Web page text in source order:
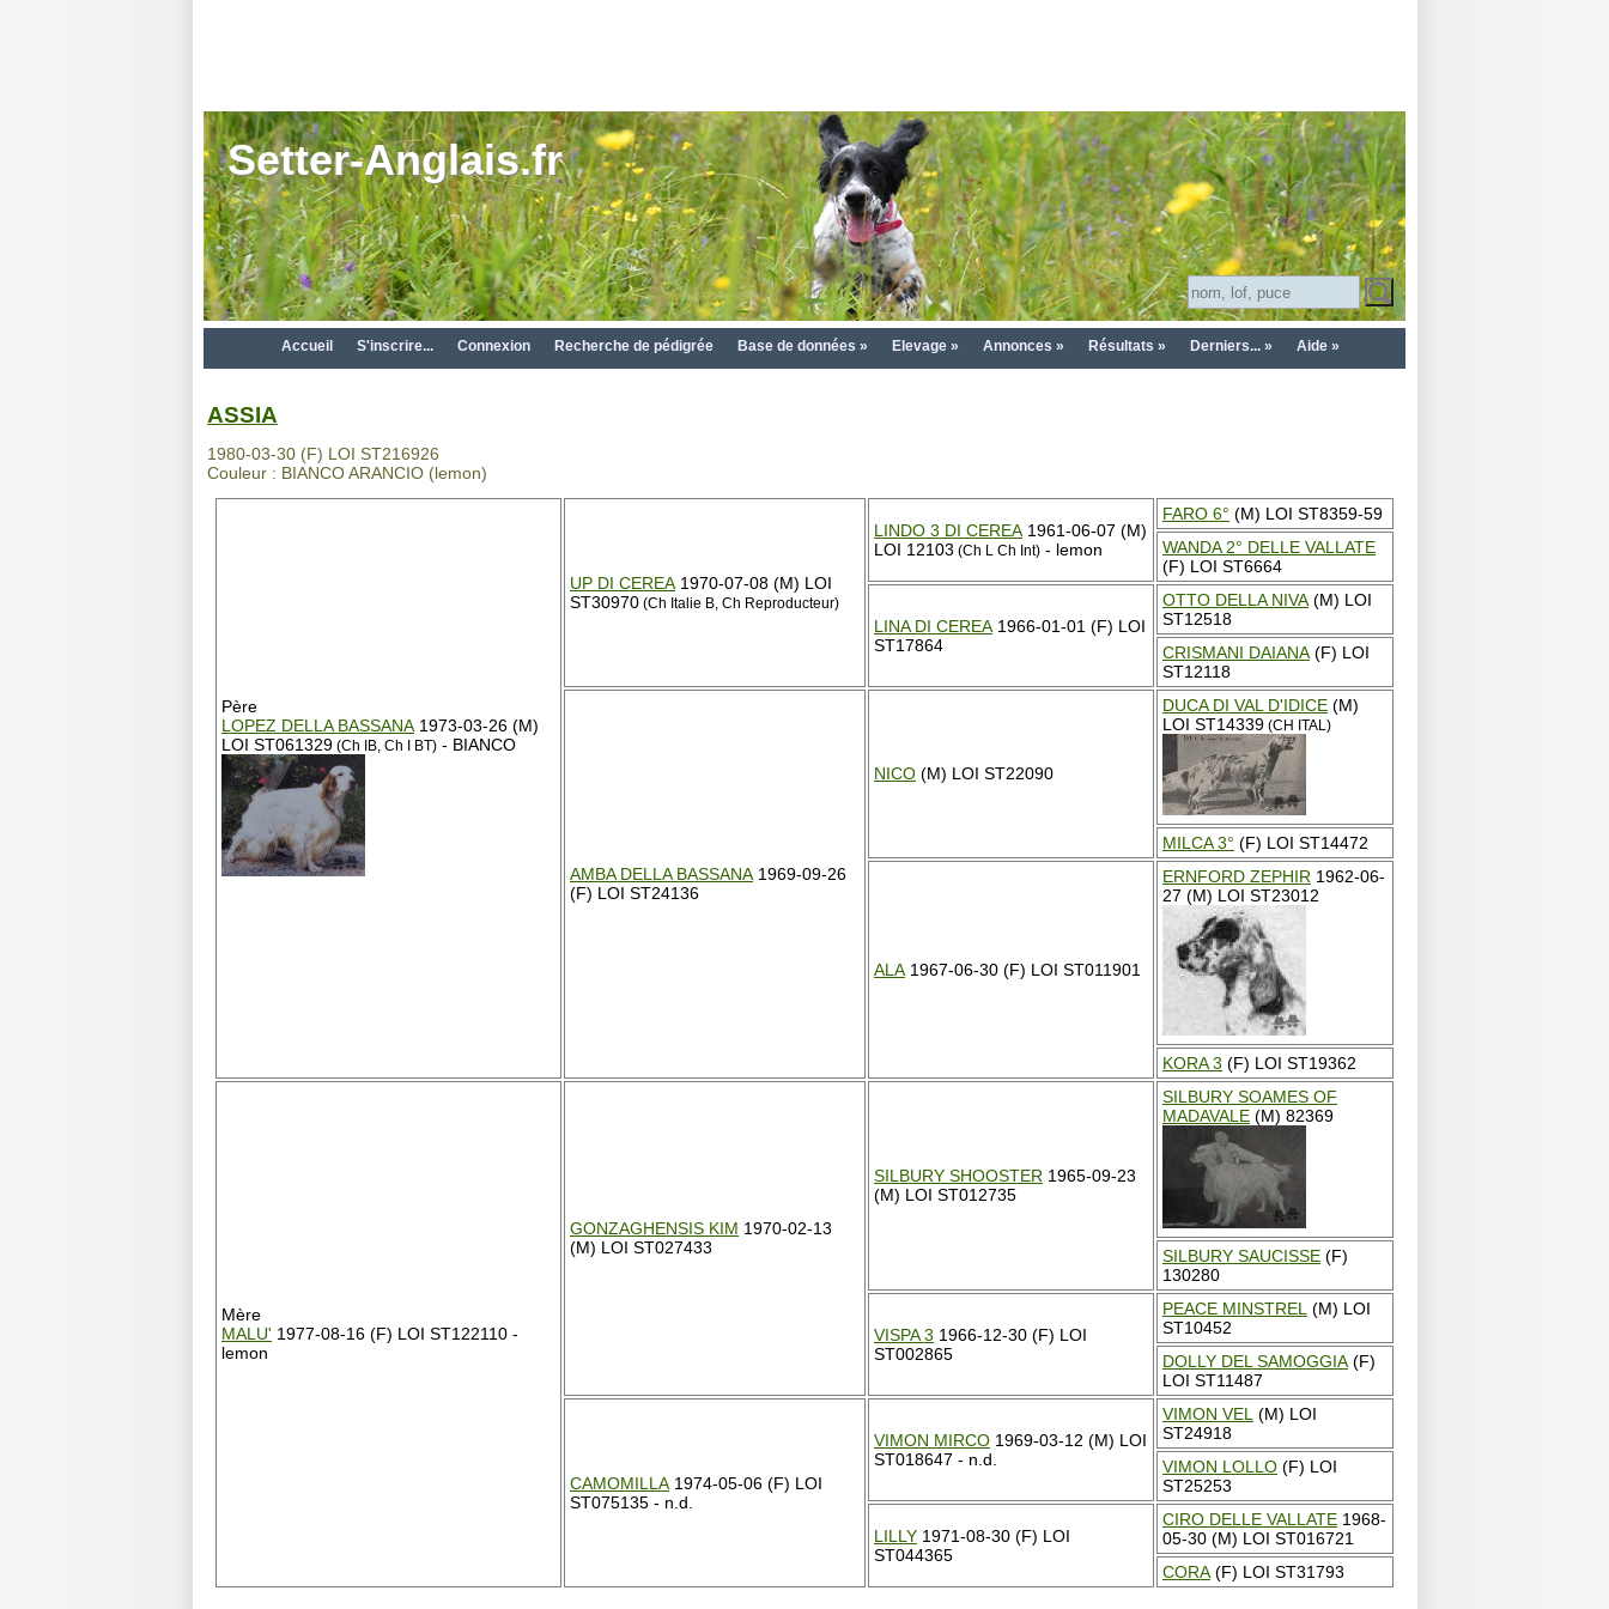
Setter-Anglais.fr
Accueil S'inscrire... Connexion Recherche de pédigrée Base de données » Elevage » Annonces » Résultats » Derniers... » Aide »
ASSIA
1980-03-30 (F) LOI ST216926
Couleur : BIANCO ARANCIO (lemon)
Père
LOPEZ DELLA BASSANA 1973-03-26 (M)
LOI ST061329 (Ch IB, Ch I BT) - BIANCO
UP DI CEREA 1970-07-08 (M) LOI
ST30970 (Ch Italie B, Ch Reproducteur)
LINDO 3 DI CEREA 1961-06-07 (M)
LOI 12103 (Ch L Ch Int) - lemon
FARO 6° (M) LOI ST8359-59
WANDA 2° DELLE VALLATE
(F) LOI ST6664
LINA DI CEREA 1966-01-01 (F) LOI
ST17864
OTTO DELLA NIVA (M) LOI
ST12518
CRISMANI DAIANA (F) LOI
ST12118
AMBA DELLA BASSANA 1969-09-26
(F) LOI ST24136
NICO (M) LOI ST22090
DUCA DI VAL D'IDICE (M)
LOI ST14339 (CH ITAL)
MILCA 3° (F) LOI ST14472
ALA 1967-06-30 (F) LOI ST011901
ERNFORD ZEPHIR 1962-06-
27 (M) LOI ST23012
KORA 3 (F) LOI ST19362
Mère
MALU' 1977-08-16 (F) LOI ST122110 -
lemon
GONZAGHENSIS KIM 1970-02-13
(M) LOI ST027433
SILBURY SHOOSTER 1965-09-23
(M) LOI ST012735
SILBURY SOAMES OF
MADAVALE (M) 82369
SILBURY SAUCISSE (F)
130280
VISPA 3 1966-12-30 (F) LOI
ST002865
PEACE MINSTREL (M) LOI
ST10452
DOLLY DEL SAMOGGIA (F)
LOI ST11487
CAMOMILLA 1974-05-06 (F) LOI
ST075135 - n.d.
VIMON MIRCO 1969-03-12 (M) LOI
ST018647 - n.d.
VIMON VEL (M) LOI
ST24918
VIMON LOLLO (F) LOI
ST25253
LILLY 1971-08-30 (F) LOI
ST044365
CIRO DELLE VALLATE 1968-
05-30 (M) LOI ST016721
CORA (F) LOI ST31793